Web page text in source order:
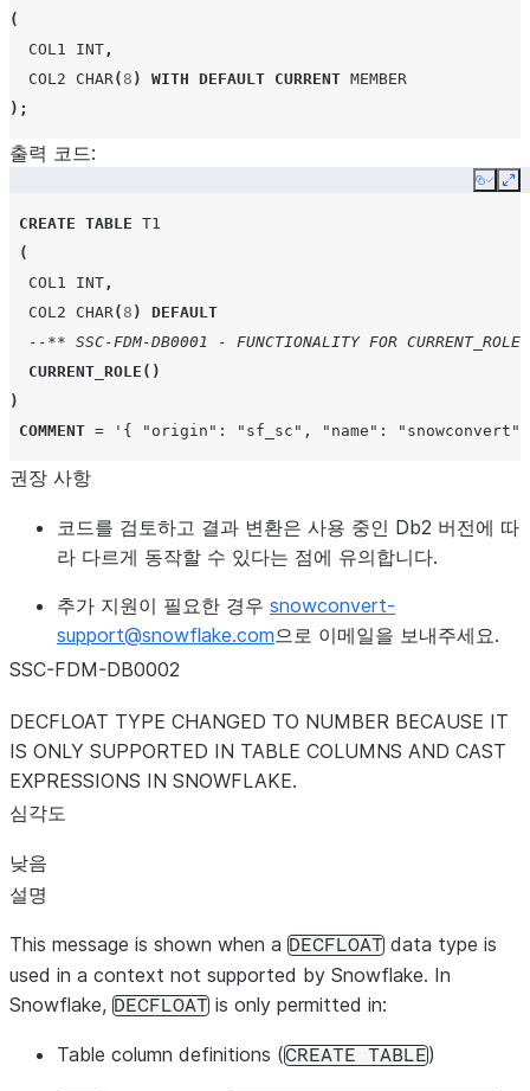
(
COL1
INT ,
COL2
CHAR( 8 ) WITH DEFAULT CURRENT MEMBER
);
출력 코드:
Copy
CREATE TABLE T1
(
COL1
INT ,
COL2
CHAR( 8 )
DEFAULT
--** SSC-FDM-DB0001 - FUNCTIONALITY FOR
CURRENT_ROLE ()
)
COMMENT = '{ "origin": "sf_sc", "name":
권장 사항
코드를 검토하고 결과 변환은 사용 중인 Db2 버전에 따
라 다르게 동작할 수 있다는 점에 유의합니다.
추가 지원이 필요한 경우 snowconvert-
support@snowflake.com으로 이메일을 보내주세요.
SSC-FDM-DB0002
DECFLOAT TYPE CHANGED TO NUMBER BECAUSE IT
IS ONLY SUPPORTED IN TABLE COLUMNS AND CAST
EXPRESSIONS IN SNOWFLAKE.
심각도
낮음
설명
This message is shown when a DECFLOAT data type is
used in a context not supported by Snowflake. In
Snowflake, DECFLOAT is only permitted in:
Table column definitions (CREATE TABLE)